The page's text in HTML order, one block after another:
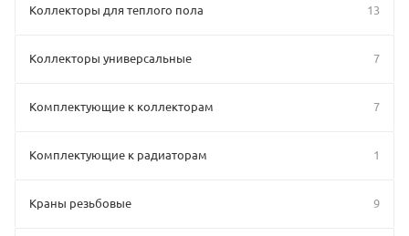
Коллекторы для теплого пола 13
Коллекторы универсальные 7
Комплектующие к коллекторам 7
Комплектующие к радиаторам 1
Краны резьбовые 9